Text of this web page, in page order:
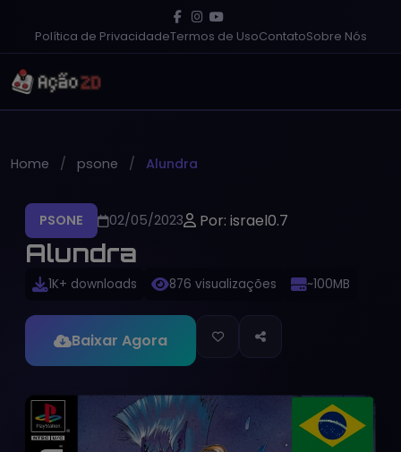
Política de PrivacidadeTermos de UsoContatoSobre Nós
Home psone Alundra
PSONE 02/05/2023 Por: israel0.7
Alundra
1K+ downloads 876 visualizações ~100MB
Baixar Agora